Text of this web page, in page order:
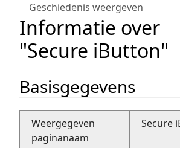
Geschiedenis weergeven
Informatie over
"Secure iButton"
Basisgegevens
Weergegeven
paginanaam
Secure